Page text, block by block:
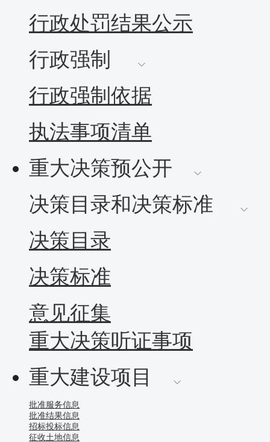
行政处罚结果公示
行政强制
行政强制依据
执法事项清单
重大决策预公开
决策目录和决策标准
决策目录
决策标准
意见征集
重大决策听证事项
重大建设项目
批准服务信息
批准结果信息
招标投标信息
征收土地信息